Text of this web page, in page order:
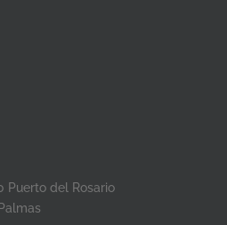
Puerto del Rosario